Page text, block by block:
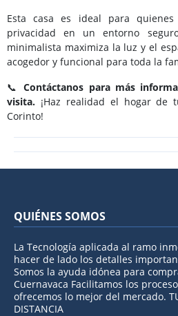
Esta casa es ideal para
privacidad en un entorno
minimalista maximiza la luz y el
acogedor y funcional para toda la
📞Contáctanos para más
visita. ¡Haz realidad el hogar de
Corinto!
QUIÉNES SOMOS
La Tecnología aplicada al ramo
hacer de lado los detalles
Somos la ayuda idónea para
Cuernavaca Facilitamos los
ofrecemos lo mejor del mercado.
DISTANCIA